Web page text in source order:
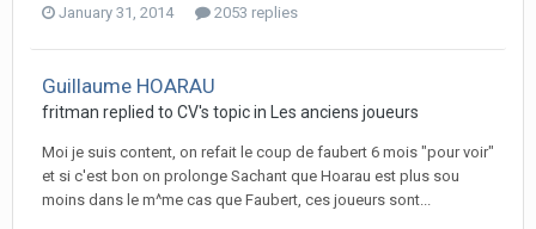
January 31, 2014 2053 replies
Guillaume HOARAU
fritman replied to CV's topic in Les anciens joueurs
Moi je suis content, on refait le coup de faubert 6 mois "pour voir"
et si c'est bon on prolonge Sachant que Hoarau est plus sou
moins dans le m^me cas que Faubert, ces joueurs sont...